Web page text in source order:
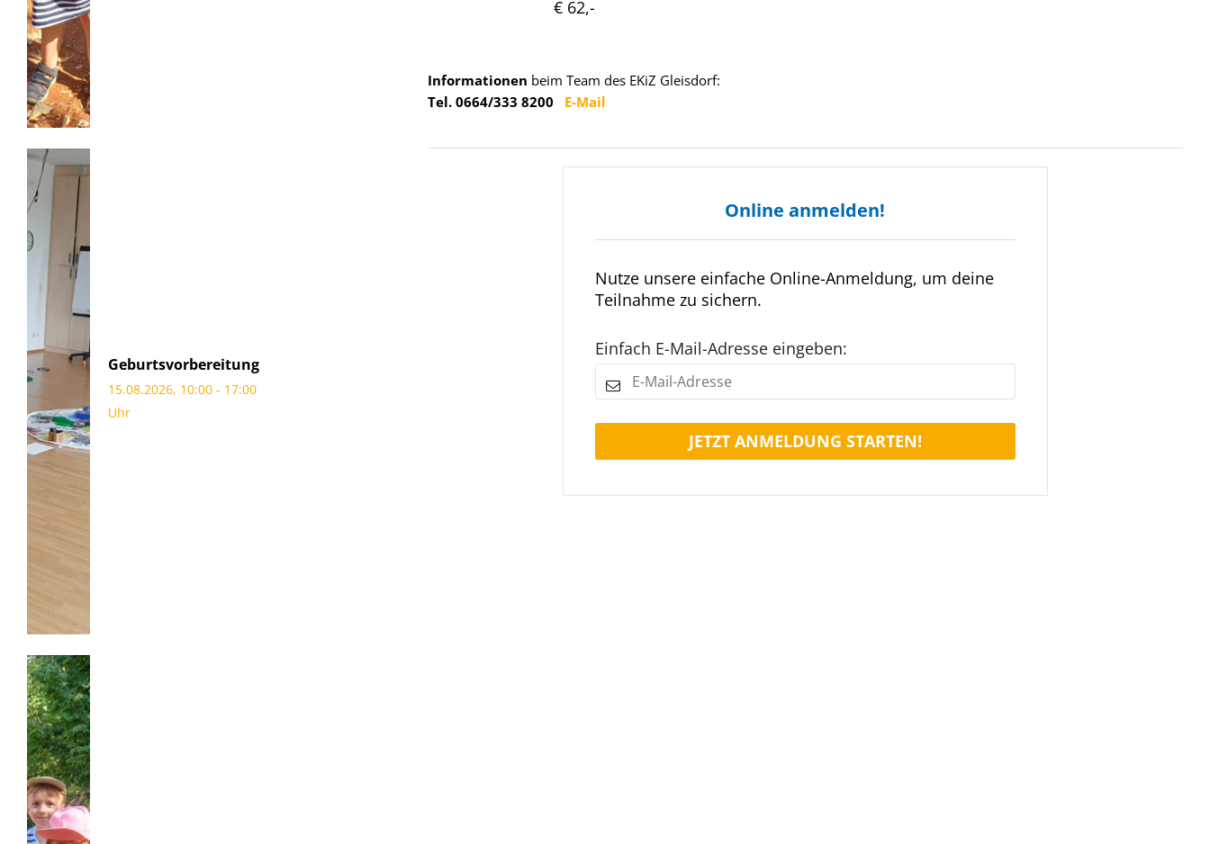
Geburtsvorbereitung
15.08.2026, 10:00 - 17:00
Uhr
€ 62,-
Informationen beim Team des EKiZ Gleisdorf:
Tel. 0664/333 8200 E-Mail
Online anmelden!
Nutze unsere einfache Online-Anmeldung, um deine
Teilnahme zu sichern.
Einfach E-Mail-Adresse eingeben:
JETZT ANMELDUNG STARTEN!